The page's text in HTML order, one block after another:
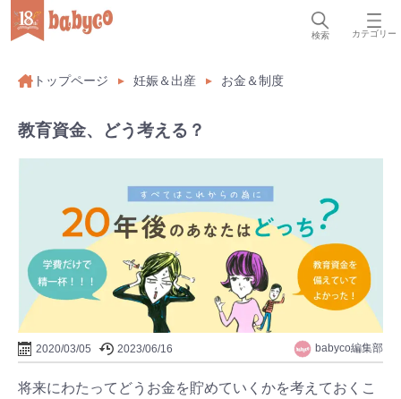
検索 カテゴリー
トップページ 妊娠＆出産 お金＆制度
教育資金、どう考える？
2020/03/05 2023/06/16 babyco編集部
将来にわたってどうお金を貯めていくかを考えておくこ